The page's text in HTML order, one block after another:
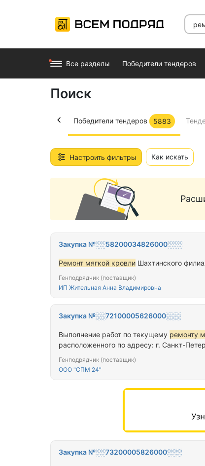
Все разделы Победители тендеров
Поиск
Назад
Победители тендеров 5883
Настроить фильтры Как искать
Закупка №░░58200034826000░░░
Ремонт мягкой кровли Шахтинского
Генподрядчик (поставщик)
ИП Жительная Анна Владимировна
Закупка №░░72100005626000░░░
Выполнение работ по текущему ремонту
расположенного по адресу: г. Санкт-
Генподрядчик (поставщик)
ООО "СПМ 24"
Закупка №░░73200005826000░░░